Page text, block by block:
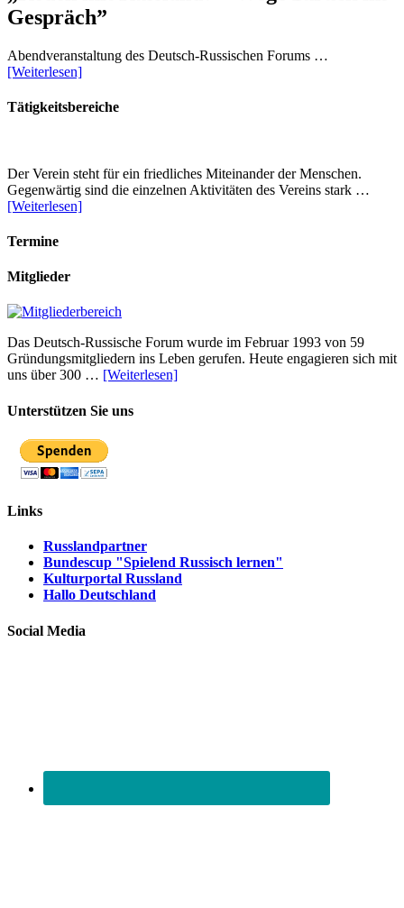
Gespräch”
Abendveranstaltung des Deutsch-Russischen Forums …
[Weiterlesen]
Tätigkeitsbereiche
Der Verein steht für ein friedliches Miteinander der Menschen.
Gegenwärtig sind die einzelnen Aktivitäten des Vereins stark …
[Weiterlesen]
Termine
Mitglieder
Das Deutsch-Russische Forum wurde im Februar 1993 von 59
Gründungsmitgliedern ins Leben gerufen. Heute engagieren sich mit
uns über 300 … [Weiterlesen]
Unterstützen Sie uns
Links
Russlandpartner
Bundescup "Spielend Russisch lernen"
Kulturportal Russland
Hallo Deutschland
Social Media